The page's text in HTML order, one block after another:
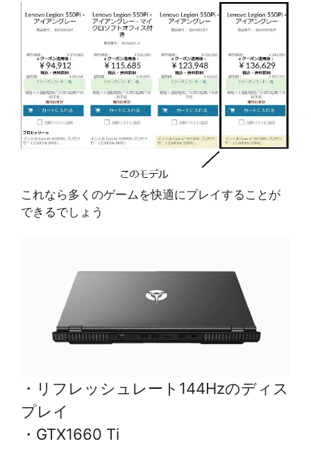
これなら多くのゲームを快適にプレイすることが
できるでしょう
・リフレッシュレート144Hzのディス
プレイ
・GTX1660 Ti